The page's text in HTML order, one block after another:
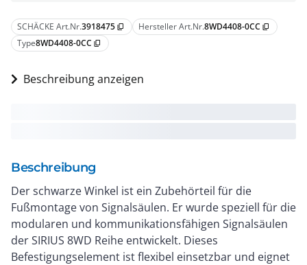
SCHÄCKE Art.Nr.3918475 content_copy Hersteller Art.Nr.8WD4408-0CC content_copy
Type8WD4408-0CC content_copy
Beschreibung anzeigen
Beschreibung
Der schwarze Winkel ist ein Zubehörteil für die
Fußmontage von Signalsäulen. Er wurde speziell für die
modularen und kommunikationsfähigen Signalsäulen
der SIRIUS 8WD Reihe entwickelt. Dieses
Befestigungselement ist flexibel einsetzbar und eignet